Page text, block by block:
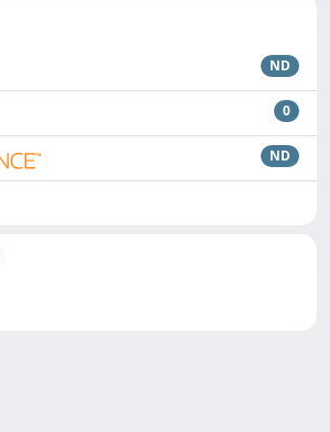
ND
0
ND